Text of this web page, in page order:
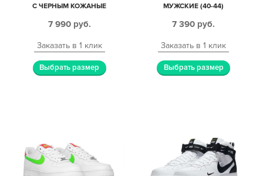
С ЧЕРНЫМ КОЖАНЫЕ
7 990 руб.
Заказать в 1 клик
Выбрать размер
МУЖСКИЕ (40-44)
7 390 руб.
Заказать в 1 клик
Выбрать размер